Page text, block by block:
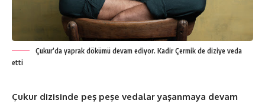
Çukur’da yaprak dökümü devam ediyor. Kadir Çermik de diziye veda
etti
Çukur dizisinde peş peşe vedalar yaşanmaya devam